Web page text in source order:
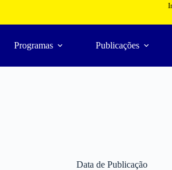
Programas Publicações
Data de Publicação